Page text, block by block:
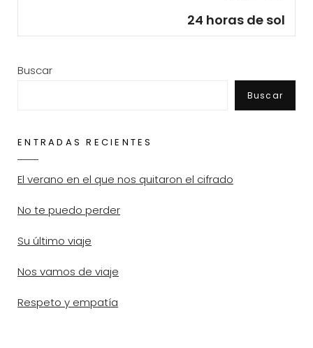
24 horas de sol
Buscar
Buscar
ENTRADAS RECIENTES
El verano en el que nos quitaron el cifrado
No te puedo perder
Su último viaje
Nos vamos de viaje
Respeto y empatía